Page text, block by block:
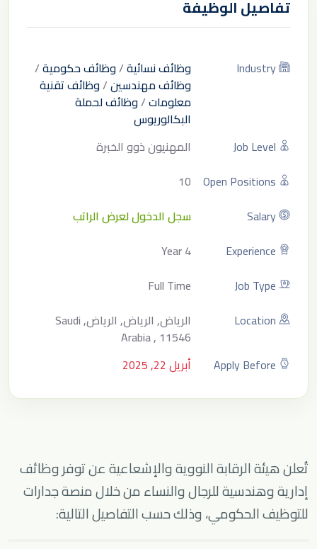
تفاصيل الوظيفة
Industry وظائف نسائية/وظائف حكومية/
وظائف مهندسين/وظائف تقنية
معلومات/وظائف لحملة
البكالوريوس
Job Level
المهنيون ذوو الخبرة
Open Positions
10
Salary
سجل الدخول لعرض الراتب
Experience
4 Year
Job Type
Full Time
Location
الرياض, الرياض, الرياض, Saudi
Arabia , 11546
Apply Before
أبريل 22, 2025
تُعلن هيئة الرقابة النووية والإشعاعية عن توفر وظائف
إدارية وهندسية للرجال والنساء من خلال منصة جدارات
للتوظيف الحكومي، وذلك حسب التفاصيل التالية: